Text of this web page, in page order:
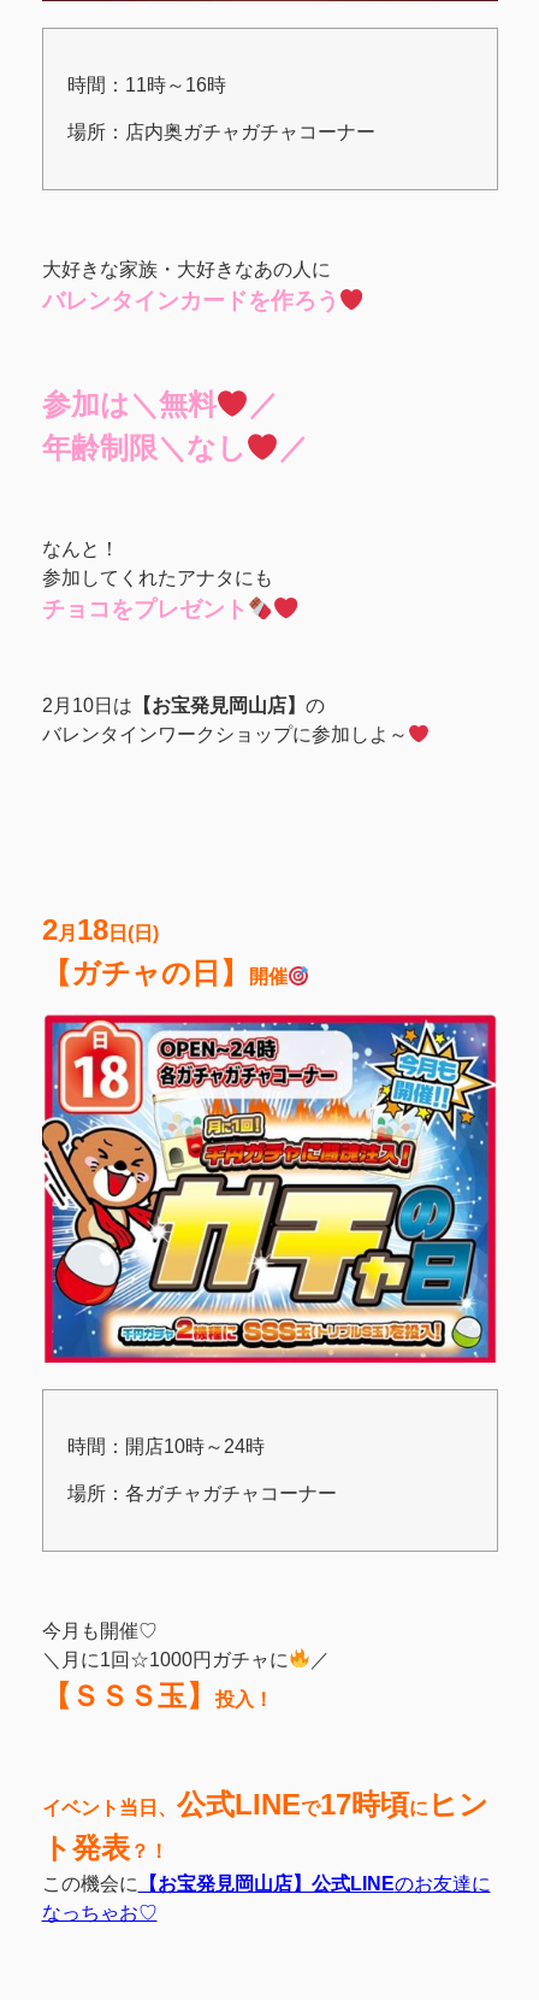
時間：11時～16時
場所：店内奥ガチャガチャコーナー
大好きな家族・大好きなあの人に
バレンタインカードを作ろう
参加は＼無料
／
年齢制限＼なし
／
なんと！
参加してくれたアナタにも
チョコをプレゼント
2月10日は 【お宝発見岡山店】 の
バレンタインワークショップに参加しよ～
2月 18日(日)
【ガチャの日】 開催
時間：開店10時～24時
場所：各ガチャガチャコーナー
今月も開催♡
＼月に1回☆1000円ガチャに
／
【ＳＳＳ玉】投入！
イベント当日、 公式LINEで17時頃に ヒン
ト発表？！
この機会に 【お宝発見岡山店】公式LINEのお友達に
なっちゃお♡